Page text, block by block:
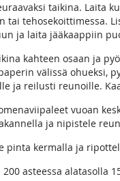
taikina. Laita
tai tehosekoittimessa.
ja laita jääkaappiin
kahteen osaan ja
välissä ohueksi,
ja reilusti reunoille.
vuoan
ja nipistele
pinta kermalla ja
200 asteessa alatasolla